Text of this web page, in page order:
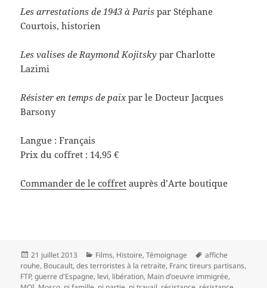
Les arrestations de 1943 à Paris par Stéphane
Courtois, historien
Les valises de Raymond Kojitsky par Charlotte
Lazimi
Résister en temps de paixpar le Docteur Jacques
Barsony
Langue : Français
Prix du coffret : 14,95 €
Commander de le coffret auprès d’Arte boutique
Publié
le
21 juillet 2013 Catégories
Films, Histoire,Témoignage
Mots-
clés
affiche
rouhe, Boucault,des terroristes à la retraite, Franc tireurs partisans,
FTP,guerre d'Espagne, levi, libération, Main d'oeuvre immigrée,